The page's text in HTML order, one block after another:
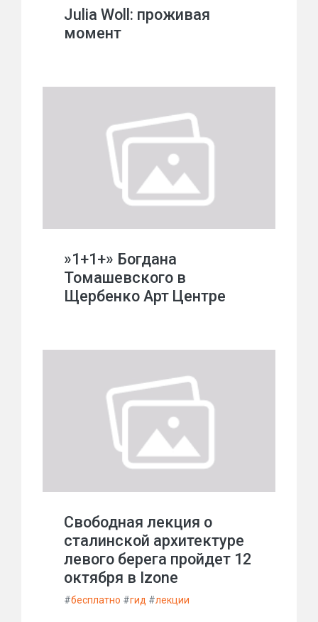
Julia Woll: проживая
момент
»1+1+» Богдана
Томашевского в
Щербенко Арт Центре
Свободная лекция о
сталинской архитектуре
левого берега пройдет 12
октября в Izone
#бесплатно #гид #лекции